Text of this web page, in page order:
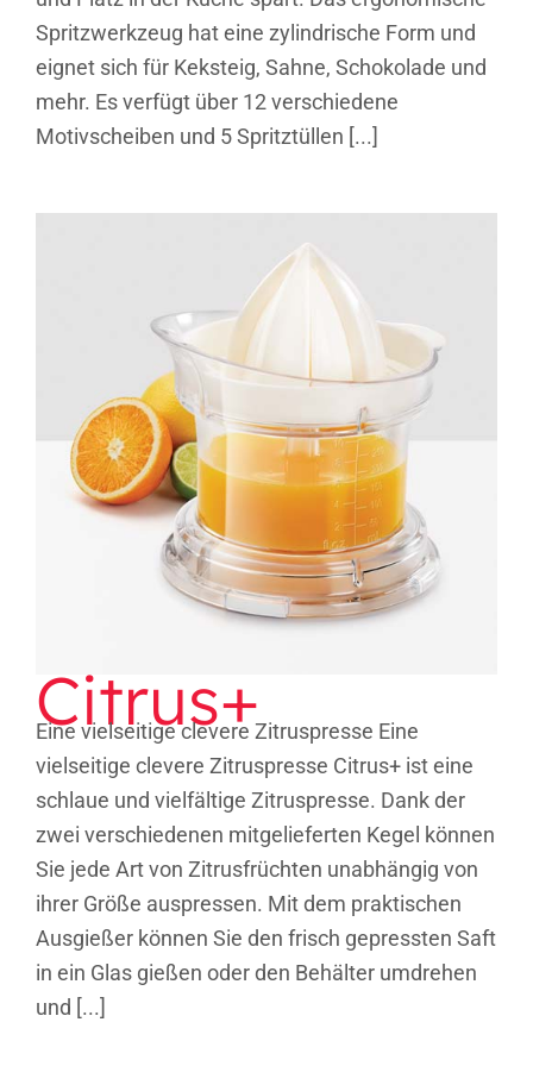
Spritzwerkzeug hat eine zylindrische Form und
eignet sich für Keksteig, Sahne, Schokolade und
mehr. Es verfügt über 12 verschiedene
Motivscheiben und 5 Spritztüllen [...]
Citrus+
Citrus+
Eine vielseitige clevere Zitruspresse Eine
vielseitige clevere Zitruspresse Citrus+ ist eine
schlaue und vielfältige Zitruspresse. Dank der
zwei verschiedenen mitgelieferten Kegel können
Sie jede Art von Zitrusfrüchten unabhängig von
ihrer Größe auspressen. Mit dem praktischen
Ausgießer können Sie den frisch gepressten Saft
in ein Glas gießen oder den Behälter umdrehen
und [...]